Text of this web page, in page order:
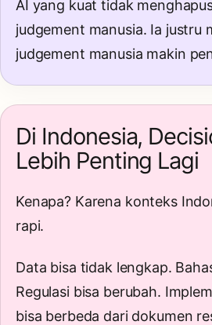
AI yang kuat tidak
judgement manusia. Ia justru
judgement manusia makin
Di Indonesia,
Lebih Penting Lagi
Kenapa? Karena konteks
rapi.
Data bisa tidak lengkap.
Regulasi bisa berubah.
bisa berbeda dari dokumen